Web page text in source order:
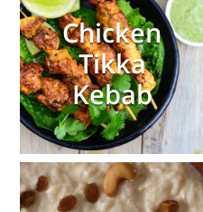
Chicken
Tikka
Kebab